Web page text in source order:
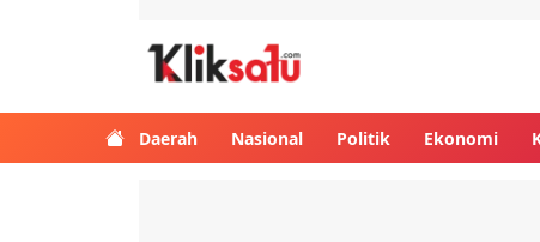
Daerah Nasional Politik Ekonomi